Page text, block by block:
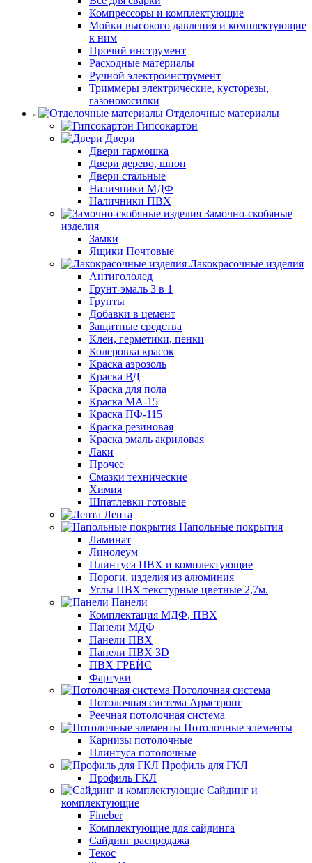
Компрессоры и комплектующие
Мойки высокого давления и комплектующие
к ним
Прочий инструмент
Расходные материалы
Ручной электроинструмент
Триммеры электрические, кусторезы,
газонокосилки
Отделочные материалы
Гипсокартон
Двери
Двери гармошка
Двери дерево, шпон
Двери стальные
Наличники МДФ
Наличники ПВХ
Замочно-скобяные
изделия
Замки
Ящики Почтовые
Лакокрасочные изделия
Антигололед
Грунт-эмаль 3 в 1
Грунты
Добавки в цемент
Защитные средства
Клеи, герметики, пенки
Колеровка красок
Краска аэрозоль
Краска ВД
Краска для пола
Краска МА-15
Краска ПФ-115
Краска резиновая
Краска эмаль акриловая
Лаки
Прочее
Смазки технические
Химия
Шпатлевки готовые
Лента
Напольные покрытия
Ламинат
Линолеум
Плинтуса ПВХ и комплектующие
Пороги, изделия из алюминия
Углы ПВХ текстурные цветные 2,7м.
Панели
Комплектация МДФ, ПВХ
Панели МДФ
Панели ПВХ
Панели ПВХ 3D
ПВХ ГРЕЙС
Фартуки
Потолочная система
Потолочная система Армстронг
Реечная потолочная система
Потолочные элементы
Карнизы потолочные
Плинтуса потолочные
Профиль для ГКЛ
Профиль ГКЛ
Сайдинг и
комплектующие
Fineber
Комплектующие для сайдинга
Сайдинг распродажа
Текос